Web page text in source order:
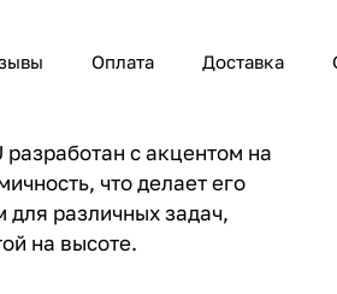
Оплата Доставка
разработан с акцентом на
что делает его
различных задач,
на высоте.